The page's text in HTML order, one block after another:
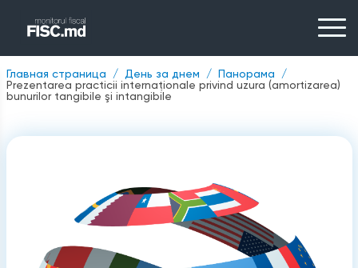
Главная страница День за днем
Панорама
Prezentarea practicii internaţionale privind uzura (amortizarea)
bunurilor tangibile şi intangibile